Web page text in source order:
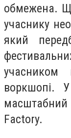
обмежена.
учаснику
який
воркшопі.
Factory.